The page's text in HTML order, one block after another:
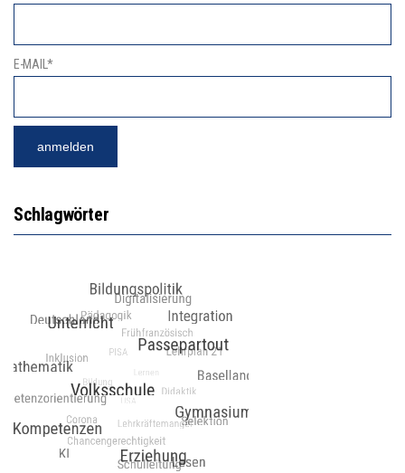
E-MAIL*
Schlagwörter